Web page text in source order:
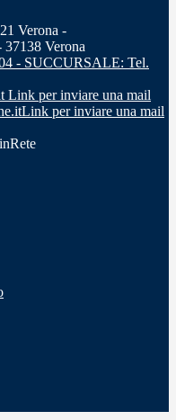
Verona -
Verona
- SUCCURSALE: Tel.
Link per inviare una mail
Link per inviare una mail